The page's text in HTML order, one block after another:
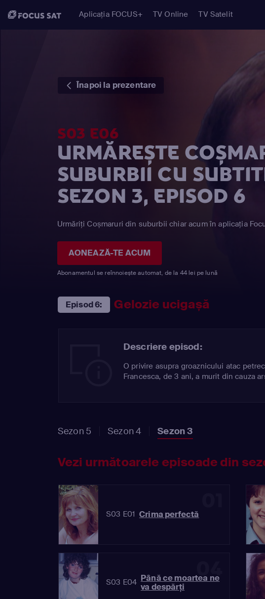
Aplicația FOCUS+ TV Online TV Satelit
Înapoi la prezentare
S03 E06
URMĂREȘTE
SUBURBII CU
SEZON 3, EPISOD 6
Urmăriți Coșmaruri din suburbii chiar acum în aplicația
AONEAZĂ-TE ACUM
Abonamentul se reînnoiește automat, de la 44 lei pe lună
Episod 6: Gelozie ucigașă
Descriere episod:
O privire asupra groaznicului atac
Francesca, de 3 ani, a murit din cauza
Sezon 5 Sezon 4 Sezon 3
Vezi următoarele episoade din
S03 E01 Crima perfectă
04
S03 E04 Până ce moartea ne
va despărți